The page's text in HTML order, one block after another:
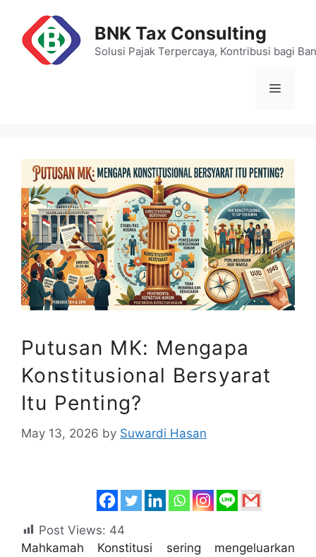
content
BNK Tax Consulting
Solusi Pajak Terpercaya, Kontribusi bagi
Menu
Putusan MK: Mengapa
Konstitusional Bersyarat
Itu Penting?
May 13, 2026 by Suwardi Hasan
Post Views: 44
Mahkamah Konstitusi sering mengeluarkan